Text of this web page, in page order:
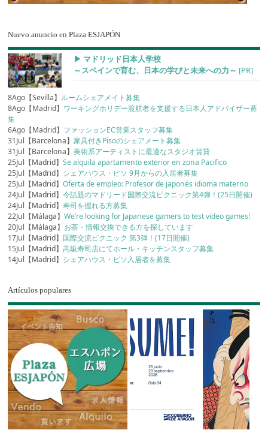
Nuevo anuncio en Plaza ESJAPÓN
▶︎ マドリッド日本人学校
～スペインで育む、日本の学びと未来への力～ [PR]
8Ago【Sevilla】 ルームシェアメイト募集
8Ago【Madrid】 ワーキングホリデー渡航者を支援する日本人アドバイザー募
集
6Ago【Madrid】 ファッションEC営業スタッフ募集
31Jul【Barcelona】家具付きPisoのシェアメート募集
31Jul【Barcelona】美術系アーティストに最適なスタジオ賃貸
25Jul【Madrid】Se alquila apartamento exterior en zona Pacifico
25Jul【Madrid】 シェアハウス・ピソ 9月からの入居者募集
25Jul【Madrid】Oferta de empleo: Profesor de japonés idioma materno
24Jul【Madrid】今話題のマドリード国際交流ピクニック第4弾！(25日開催)
24Jul【Madrid】寿司を握れる方募集
22Jul【Málaga】We’re looking for Japanese gamers to test video games!
20Jul【Málaga】 お茶・情報交換できる方を探しています
17Jul【Madrid】 国際交流ピクニック 第3弾！(17日開催)
15Jul【Madrid】高級寿司店にてホール・キッチンスタッフ募集
14Jul【Madrid】 シェアハウス・ピソ入居者を募集
Artículos populares